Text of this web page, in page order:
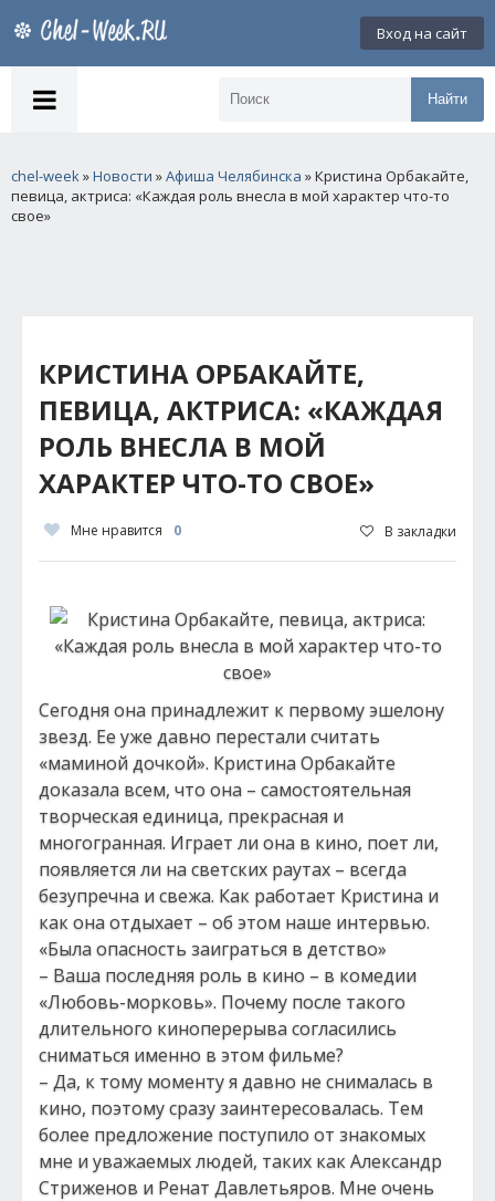
Вход на сайт
Найти
chel-week»Новости »Афиша Челябинска » Кристина Орбакайте,
певица, актриса: «Каждая роль внесла в мой характер что-то
свое»
КРИСТИНА ОРБАКАЙТЕ,
ПЕВИЦА, АКТРИСА: «КАЖДАЯ
РОЛЬ ВНЕСЛА В МОЙ
ХАРАКТЕР ЧТО-ТО СВОЕ»
Мне нравится 0 В закладки
Сегодня она принадлежит к первому эшелону
звезд. Ее уже давно перестали считать
«маминой дочкой». Кристина Орбакайте
доказала всем, что она – самостоятельная
творческая единица, прекрасная и
многогранная. Играет ли она в кино, поет ли,
появляется ли на светских раутах – всегда
безупречна и свежа. Как работает Кристина и
как она отдыхает – об этом наше интервью.
«Была опасность заиграться в детство»
– Ваша последняя роль в кино – в комедии
«Любовь-морковь». Почему после такого
длительного киноперерыва согласились
сниматься именно в этом фильме?
– Да, к тому моменту я давно не снималась в
кино, поэтому сразу заинтересовалась. Тем
более предложение поступило от знакомых
мне и уважаемых людей, таких как Александр
Стриженов и Ренат Давлетьяров. Мне очень